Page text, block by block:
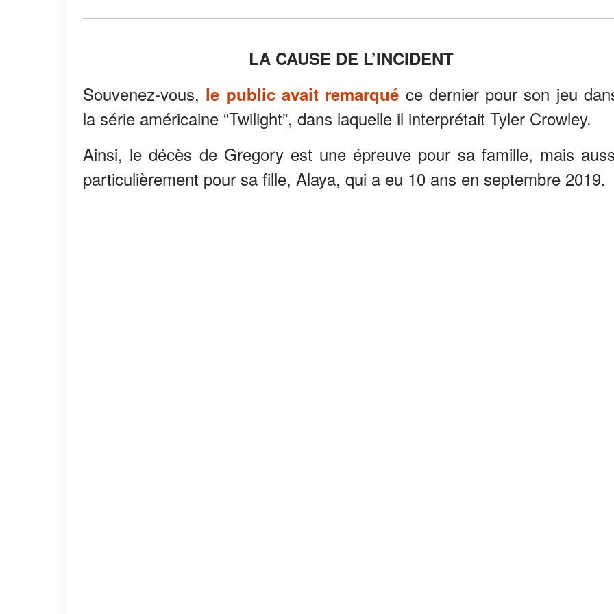
LA CAUSE DE L’INCIDENT
Souvenez-vous, le public avait remarqué ce dernier pour son jeu
la série américaine “Twilight”, dans laquelle il interprétait Tyler Crowley.
Ainsi, le décès de Gregory est une épreuve pour sa famille, mais
particulièrement pour sa fille, Alaya, qui a eu 10 ans en septembre 2019.